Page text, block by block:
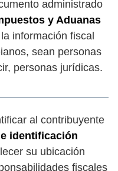
administrado
y Aduanas
información fiscal
sean personas
personas jurídicas.
al contribuyente
identificación
su ubicación
fiscales